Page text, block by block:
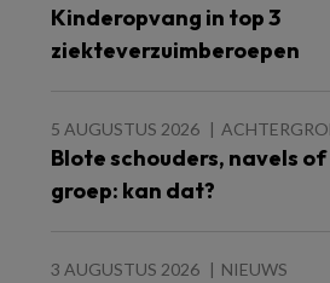
Kinderopvang in top 3
ziekteverzuimberoepen
5 AUGUSTUS 2026
Blote schouders, navels
groep: kan dat?
3 AUGUSTUS 2026 NIEUWS